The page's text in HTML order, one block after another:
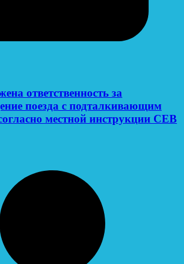
ответственность за
поезда с подталкивающим
местной инструкции СЕВ